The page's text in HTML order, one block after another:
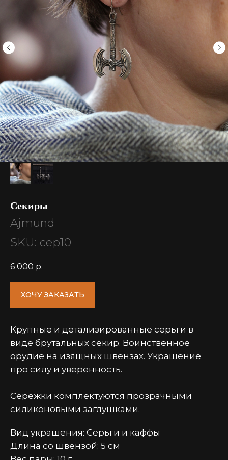
Секиры
Ajmund
SKU: сер10
6 000 р.
ХОЧУ ЗАКАЗАТЬ
Крупные и детализированные серьги в
виде брутальных секир. Воинственное
орудие на изящных швензах. Украшение
про силу и уверенность.
Сережки комплектуются прозрачными
силиконовыми заглушками.
Вид украшения: Серьги и каффы
Длина со швензой: 5 см